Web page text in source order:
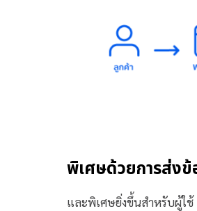
พิเศษด้วยการส่ง
และพิเศษยิ่งขึ้นสำหรับผู้ใช้